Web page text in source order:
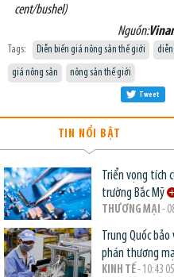
cent/bushel)
Nguồn:
Tags: Diễn biến giá nông sản thế giới
giá nông sản
nông sản thế giới
Tweet
TIN NỔI BẬT
Triển vọng tích
trường Bắc Mỹ
THƯƠNG MẠI -
Trung Quốc
phán thương
KINH TẾ- 10:43